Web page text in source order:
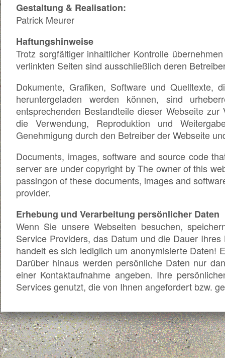
Gestaltung & Realisation:
Patrick Meurer
Haftungshinweise
Trotz sorgfältiger inhaltlicher Kontrolle
verlinkten Seiten sind ausschließlich deren
Dokumente, Grafiken, Software und Quelltexte,
heruntergeladen werden können, sind
entsprechenden Bestandteile dieser Webseite
die Verwendung, Reproduktion und
Genehmigung durch den Betreiber der Webseite
Documents, images, software and source code
server are under copyright by The owner of this
passingon of these documents, images and
provider.
Erhebung und Verarbeitung persönlicher Daten
Wenn Sie unsere Webseiten besuchen,
Service Providers, das Datum und die Dauer
handelt es sich lediglich um anonymisierte Daten!
Darüber hinaus werden persönliche Daten nur
einer Kontaktaufnahme angeben. Ihre
Services genutzt, die von Ihnen angefordert bzw.